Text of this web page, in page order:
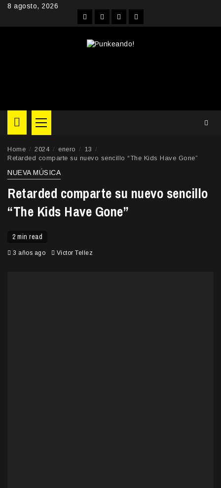
Skip8 agosto, 2026
FacebookInstagram
YouTubeTwitter
Primary
Menu
Home 2024 enero
13
Retarded comparte su nuevo sencillo “The Kids Have Gone”
NUEVA MÚSICA
Retarded comparte su nuevo sencillo
“The Kids Have Gone”
2 min read
3 años ago Victor Tellez